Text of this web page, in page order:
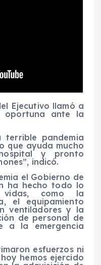
Ejecutivo llamó a
oportuna ante la
terrible pandemia
que ayuda mucho
y pronto
indicó.
el Gobierno de
ha hecho todo lo
como la
el equipamiento
ventiladores y la
de personal de
a la emergencia
esfuerzos ni
hemos ejercido